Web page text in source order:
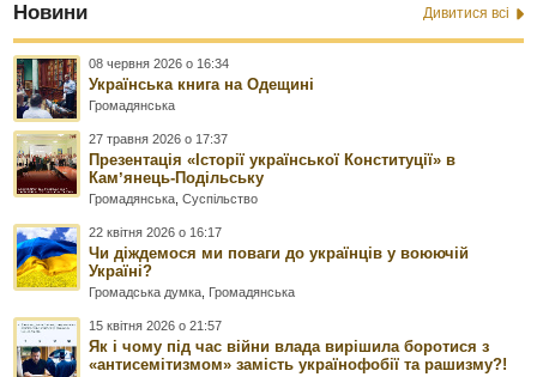
Новини Дивитися всі
08 червня 2026 о 16:34
Українська книга на Одещині
Громадянська
27 травня 2026 о 17:37
Презентація «Історії української Конституції» в
Камʼянець-Подільську
Громадянська ,Суспільство
22 квітня 2026 о 16:17
Чи діждемося ми поваги до українців у воюючій
Україні?
Громадська думка Громадянська
15 квітня 2026 о 21:57
Як і чому під час війни влада вирішила боротися з
«антисемітизмом» замість українофобії та рашизму?!